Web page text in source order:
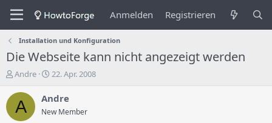
Anmelden Registrieren
Installation und Konfiguration
Die Webseite kann nicht angezeigt werden
E
s
t
e
Andre
E
s
e
22. Apr. 2008
A Andre
New Member